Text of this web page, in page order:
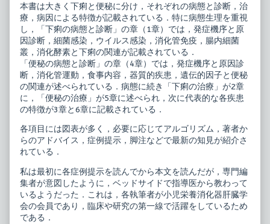
本書は大きく下痢と便秘に分け，それぞれの病態と診断，治
療，病因による特徴が記載されている．特に病態生理を重視
し，「下痢の病態と診断」の章（1章）では，発症機序と原
因診断，細菌感染，ウイルス感染，消化管免疫，腸内細菌
叢，消化酵素と下痢の関連が記載されている．
「便秘の病態と診断」の章（4章）では，発症機序と原因診
断，消化管運動，食事内容，器質的疾患，遺伝的因子と便秘
の関連が述べられている．病態に続き「下痢の治療」が2章
に，「便秘の治療」が5章に述べられ，次に代表的な各疾患
の特徴が3章と6章に記載されている．
各項目には図表が多く，必要に応じてアルゴリズム，著者か
らのアドバイス，症例提示，脚注などで最新の知見が紹介さ
れている．
私は最初に各症例提示を読んでから本文を読んだが，専門編
集者が意図したように，ベッドサイドで指導医から教わって
いるようだった．これは，各執筆者が小児栄養消化器肝臓学
会の会員であり，臨床や研究の第一線で活躍をしているため
である．